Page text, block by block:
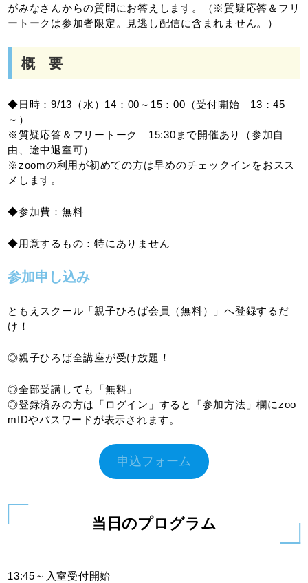
がみなさんからの質問にお答えします。（※質疑応答＆フリ
ートークは参加者限定。見逃し配信に含まれません。）
概 要
◆日時：9/13（水）14：00～15：00（受付開始 13：45
～）
※質疑応答＆フリートーク 15:30まで開催あり（参加自
由、途中退室可）
※zoomの利用が初めての方は早めのチェックインをおスス
メします。
◆参加費：無料
◆用意するもの：特にありません
参加申し込み
ともえスクール「親子ひろば会員（無料）」へ登録するだ
け！
◎親子ひろば全講座が受け放題！
◎全部受講しても「無料」
◎登録済みの方は「ログイン」すると「参加方法」欄にzoo
mIDやパスワードが表示されます。
申込フォーム
当日のプログラム
13:45～入室受付開始